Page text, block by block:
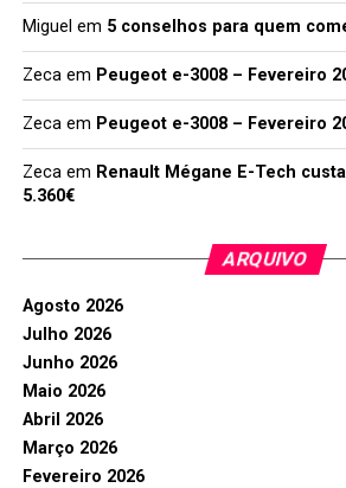
Miguel em 5 conselhos para quem
Zecaem Peugeot e-3008 – Fevereiro
Zecaem Peugeot e-3008 – Fevereiro
Zecaem Renault Mégane E-Tech
5.360€
ARQUIVO
Agosto 2026
Julho 2026
Junho 2026
Maio 2026
Abril 2026
Março 2026
Fevereiro 2026